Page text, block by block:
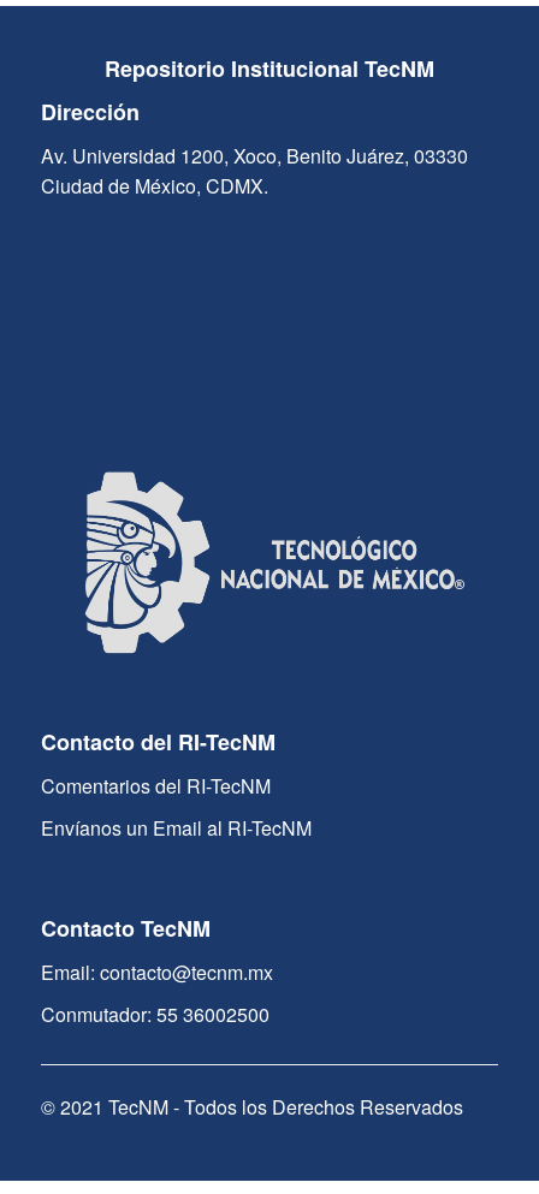
Repositorio Institucional TecNM
Dirección
Av. Universidad 1200, Xoco, Benito Juárez, 03330
Ciudad de México, CDMX.
Contacto del RI-TecNM
Comentarios del RI-TecNM
Envíanos un Email al RI-TecNM
Contacto TecNM
Email: contacto@tecnm.mx
Conmutador: 55 36002500
© 2021 TecNM - Todos los Derechos Reservados